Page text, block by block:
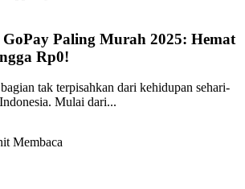
Paling Murah 2025: Hemat
Rp0!
tak terpisahkan dari kehidupan sehari-
Mulai dari...
Membaca